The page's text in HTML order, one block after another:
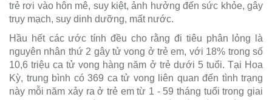
trẻ rơi vào hôn mê, suy kiệt, ảnh hưởng đến sức khỏe, gây
trụy mạch, suy dinh dưỡng, mất nước.
Hầu hết các ước tính đều cho rằng đi tiêu phân lỏng là
nguyên nhân thứ 2 gây tử vong ở trẻ em, với 18% trong số
10,6 triệu ca tử vong hàng năm ở trẻ dưới 5 tuổi. Tại Hoa
Kỳ, trung bình có 369 ca tử vong liên quan đến tình trạng
này mỗi năm xảy ra ở trẻ em từ 1 - 59 tháng tuổi trong giai